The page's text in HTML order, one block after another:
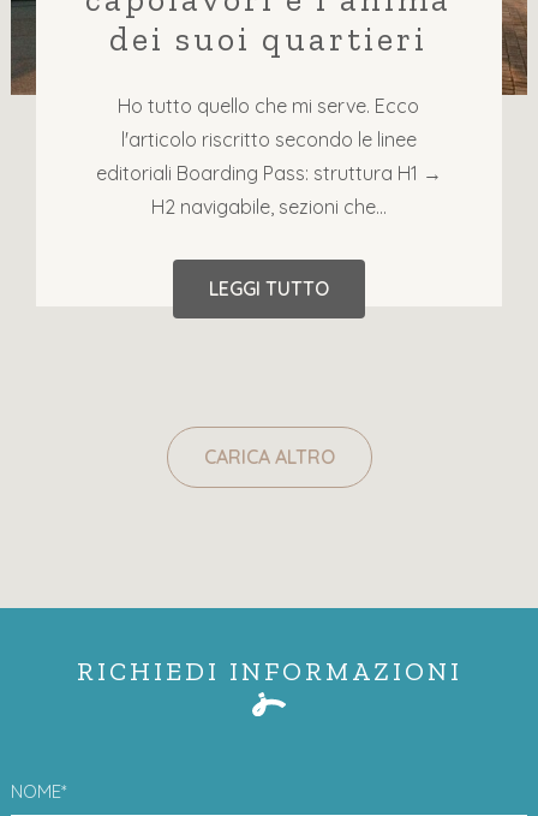
dei suoi quartieri
Ho tutto quello che mi serve. Ecco
l'articolo riscritto secondo le linee
editoriali Boarding Pass: struttura H1 →
H2 navigabile, sezioni che...
LEGGI TUTTO
CARICA ALTRO
RICHIEDI INFORMAZIONI
NOME*